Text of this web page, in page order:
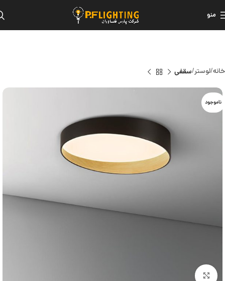
منو
خانه لوستر سقفی
ناموجود
بزرگنمایی تصویر